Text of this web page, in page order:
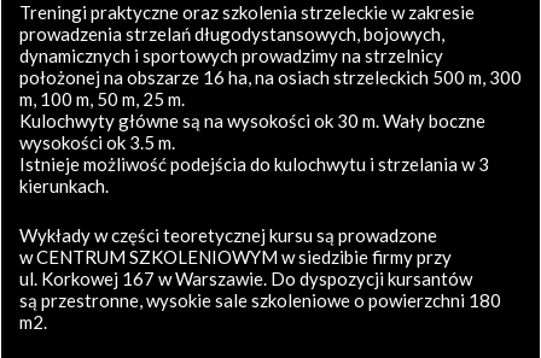
Treningi praktyczne oraz szkolenia strzeleckie w zakresie
prowadzenia strzelań długodystansowych, bojowych,
dynamicznych i sportowych prowadzimy na strzelnicy
położonej na obszarze 16 ha, na osiach strzeleckich 500 m, 300
m, 100 m, 50 m, 25 m.
Kulochwyty główne są na wysokości ok 30 m. Wały boczne
wysokości ok 3.5 m.
Istnieje możliwość podejścia do kulochwytu i strzelania w 3
kierunkach.
Wykłady w części teoretycznej kursu są prowadzone
w CENTRUM SZKOLENIOWYM w siedzibie firmy przy
ul. Korkowej 167 w Warszawie. Do dyspozycji kursantów
są przestronne, wysokie sale szkoleniowe o powierzchni 180
m2.